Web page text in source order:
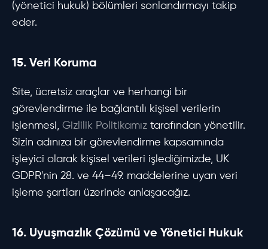
(yönetici hukuk) bölümleri sonlandırmayı takip
eder.
15. Veri Koruma
Site, ücretsiz araçlar ve herhangi bir
görevlendirme ile bağlantılı kişisel verilerin
işlenmesi, Gizlilik Politikamız tarafından yönetilir.
Sizin adınıza bir görevlendirme kapsamında
işleyici olarak kişisel verileri işlediğimizde, UK
GDPR'nin 28. ve 44–49. maddelerine uyan veri
işleme şartları üzerinde anlaşacağız.
16. Uyuşmazlık Çözümü ve Yönetici Hukuk